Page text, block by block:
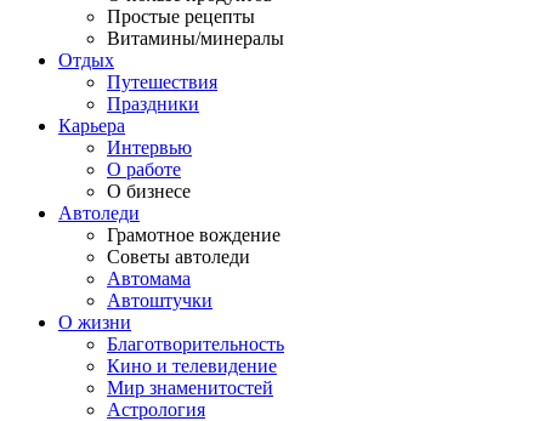
Простые рецепты
Витамины/минералы
Отдых
Путешествия
Праздники
Карьера
Интервью
О работе
О бизнесе
Автоледи
Грамотное вождение
Советы автоледи
Автомама
Автоштучки
О жизни
Благотворительность
Кино и телевидение
Мир знаменитостей
Астрология